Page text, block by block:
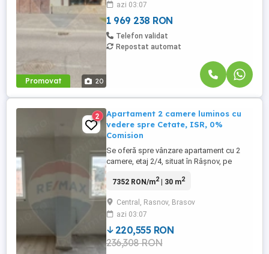
Promovat 20
unei investiții moderne. Imobilul
impresionează ...
azi 03:07
1 969 238 RON
Telefon validat
Repostat automat
2
Apartament 2 camere luminos cu
vedere spre Cetate, ISR, 0%
Comision
Se oferă spre vânzare apartament cu 2
camere, etaj 2/4, situat în Râșnov, pe
etaje. Locuința are o suprafață utilă de 30
semidecomandat, fiind compusă din
living, dormitor, bucătărie și baie.
Apartamentul se află în stadiu semifinisat,
...
7352 RON/m2| 30 m2
Central, Rasnov, Brasov
azi 03:07
220,555 RON
236,308 RON